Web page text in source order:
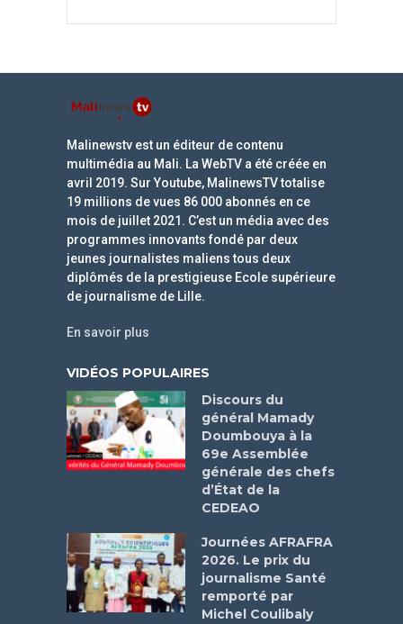
Malinewstv est un éditeur de contenu
multimédia au Mali. La WebTV a été créée en
avril 2019. Sur Youtube, MalinewsTV totalise
19 millions de vues 86 000 abonnés en ce
mois de juillet 2021. C’est un média avec des
programmes innovants fondé par deux
jeunes journalistes maliens tous deux
diplômés de la prestigieuse Ecole supérieure
de journalisme de Lille.
En savoir plus
VIDÉOS POPULAIRES
Discours du
général Mamady
Doumbouya à la
69e Assemblée
générale des chefs
d’État de la
CEDEAO
Journées AFRAFRA
2026. Le prix du
journalisme Santé
remporté par
Michel Coulibaly